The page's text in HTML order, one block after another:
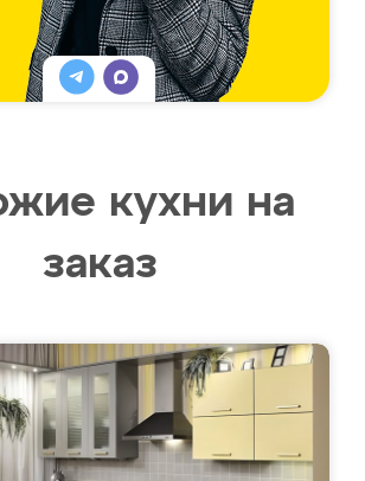
кухни на
заказ